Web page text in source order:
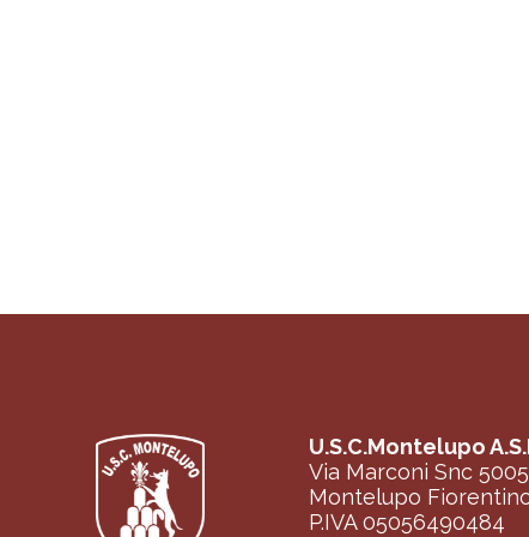
U.S.C.Montelupo
Via Marconi Snc
Montelupo
P.IVA 05056490484